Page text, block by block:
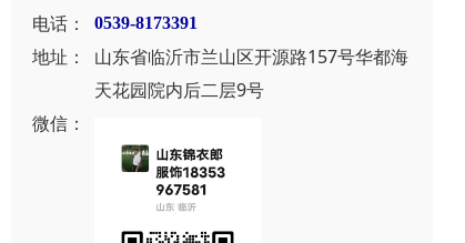
电话： 0539-8173391
地址：
山东省临沂市兰山区开源路157号华都海
天花园院内后二层9号
微信：